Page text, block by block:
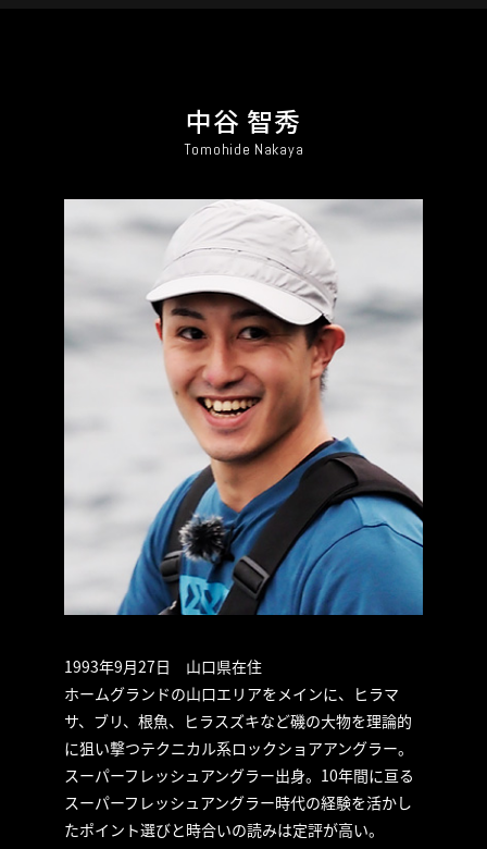
中谷 智秀
Tomohide Nakaya
1993年9月27日 山口県在住
ホームグランドの山口エリアをメインに、ヒラマ
サ、ブリ、根魚、ヒラスズキなど磯の大物を理論的
に狙い撃つテクニカル系ロックショアアングラー。
スーパーフレッシュアングラー出身。10年間に亘る
スーパーフレッシュアングラー時代の経験を活かし
たポイント選びと時合いの読みは定評が高い。